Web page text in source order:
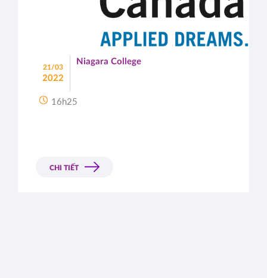
21/03
2022
Niagara College
16h25
CHI TIẾT